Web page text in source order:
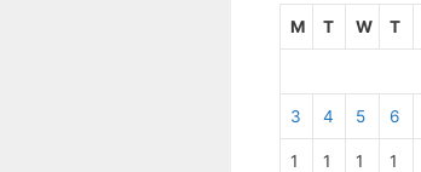
M T W T
3 4 5 6
1
1
1
1